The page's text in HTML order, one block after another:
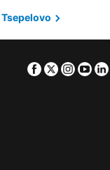
Tsepelovo
Facebook
Twitter